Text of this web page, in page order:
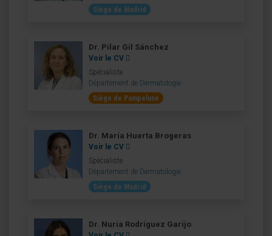
Siège de Madrid
Dr. Pilar Gil Sánchez
Voir le CV
Spécialiste
Département de Dermatologie
Siège de Pampelune
Dr. María Huerta Brogeras
Voir le CV
Spécialiste
Département de Dermatologie
Siège de Madrid
Dr. Nuria Rodríguez Garijo